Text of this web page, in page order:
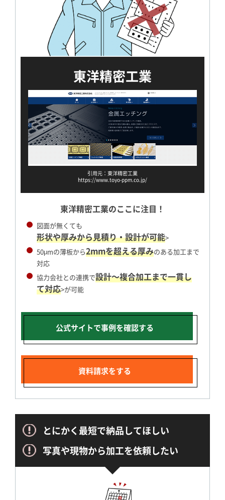
東洋精密工業
引用元：東洋精密工業
https://www.toyo-ppm.co.jp/
東洋精密工業のここに注目！
図面が無くても
形状や厚みから見積り・設計が可能>
50μmの薄板から2mmを超える厚みのある加工まで
対応
協力会社との連携で設計～複合加工まで一貫し
て対応>が可能
公式サイトで事例を確認する
資料請求をする
とにかく最短で納品してほしい
写真や現物から加工を依頼したい